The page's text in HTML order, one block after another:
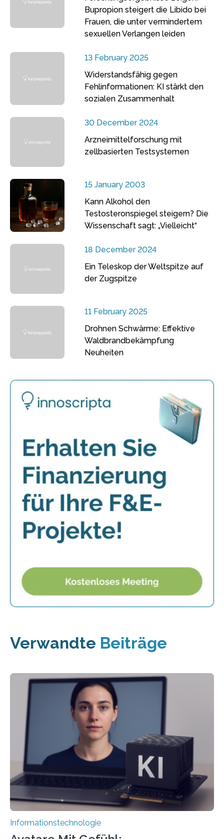
Bupropion steigert die Libido bei
Frauen, die unter vermindertem
sexuellen Verlangen leiden
13 February 2025
Widerstandsfähig gegen
Fehlinformationen: KI stärkt den
sozialen Zusammenhalt
30 December 2024
Arzneimittelforschung mit
zellbasierten Testsystemen
15 January 2003
Kann Alkohol den
Testosteronspiegel steigern? Die
Wissenschaft sagt: „Vielleicht“
18 December 2024
Ein Teleskop der Weltspitze auf
der Zugspitze
11 February 2025
Drohnen Schwärme: Effektive
Waldbrandbekämpfung
Neuheiten
Verwandte Beiträge
Informationstechnologie